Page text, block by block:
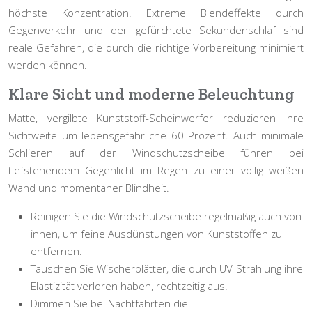
höchste Konzentration. Extreme Blendeffekte durch
Gegenverkehr und der gefürchtete Sekundenschlaf sind
reale Gefahren, die durch die richtige Vorbereitung minimiert
werden können.
Klare Sicht und moderne Beleuchtung
Matte, vergilbte Kunststoff-Scheinwerfer reduzieren Ihre
Sichtweite um lebensgefährliche 60 Prozent. Auch minimale
Schlieren auf der Windschutzscheibe führen bei
tiefstehendem Gegenlicht im Regen zu einer völlig weißen
Wand und momentaner Blindheit.
Reinigen Sie die Windschutzscheibe regelmäßig auch von
innen, um feine Ausdünstungen von Kunststoffen zu
entfernen.
Tauschen Sie Wischerblätter, die durch UV-Strahlung ihre
Elastizität verloren haben, rechtzeitig aus.
Dimmen Sie bei Nachtfahrten die